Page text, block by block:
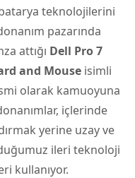
teknolojilerini
pazarında
attığı Dell Pro 7
and Mouse isimli
olarak kamuoyuna
içlerinde
yerine uzay ve
ileri teknoloji
kullanıyor.